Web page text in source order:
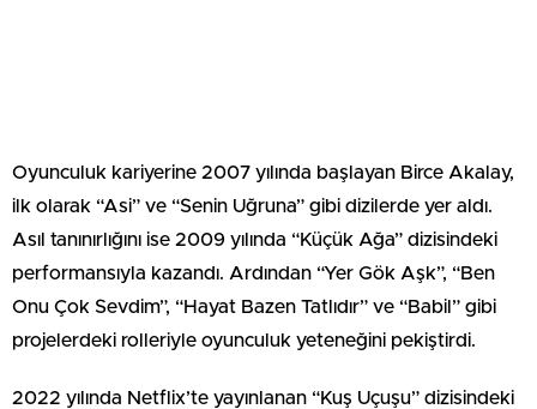
Oyunculuk kariyerine 2007 yılında başlayan Birce Akalay,
ilk olarak “Asi” ve “Senin Uğruna” gibi dizilerde yer aldı.
Asıl tanınırlığını ise 2009 yılında “Küçük Ağa” dizisindeki
performansıyla kazandı. Ardından “Yer Gök Aşk”, “Ben
Onu Çok Sevdim”, “Hayat Bazen Tatlıdır” ve “Babil” gibi
projelerdeki rolleriyle oyunculuk yeteneğini pekiştirdi.
2022 yılında Netflix’te yayınlanan “Kuş Uçuşu” dizisindeki